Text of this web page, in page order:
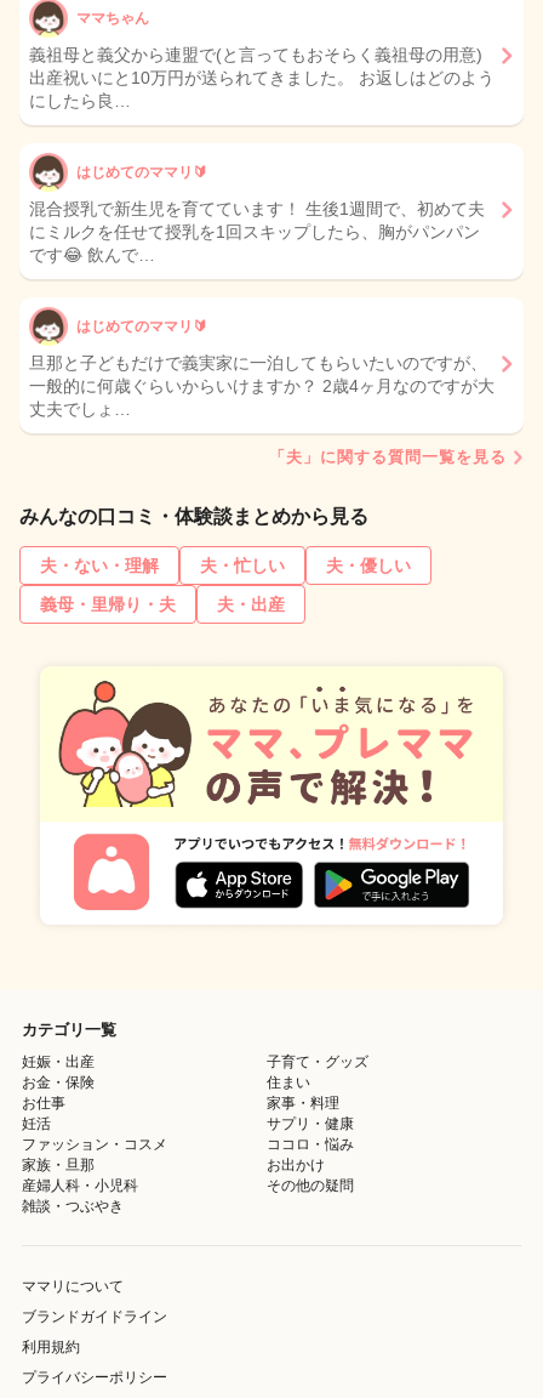
ママちゃん
義祖母と義父から連盟で(と言ってもおそらく義祖母の用意)
出産祝いにと10万円が送られてきました。 お返しはどのよう
にしたら良…
はじめてのママリ🔰
混合授乳で新生児を育てています！ 生後1週間で、初めて夫
にミルクを任せて授乳を1回スキップしたら、胸がパンパン
です😂 飲んで…
はじめてのママリ🔰
旦那と子どもだけで義実家に一泊してもらいたいのですが、
一般的に何歳ぐらいからいけますか？ 2歳4ヶ月なのですが大
丈夫でしょ…
「夫」に関する質問一覧を見る
みんなの口コミ・体験談まとめから見る
夫・ない・理解 夫・忙しい
夫・優しい
義母・里帰り・夫
夫・出産
カテゴリ一覧
妊娠・出産
子育て・グッズ
お金・保険
住まい
お仕事
家事・料理
妊活
サプリ・健康
ファッション・コスメ
ココロ・悩み
家族・旦那
お出かけ
産婦人科・小児科
その他の疑問
雑談・つぶやき
ママリについて
ブランドガイドライン
利用規約
プライバシーポリシー